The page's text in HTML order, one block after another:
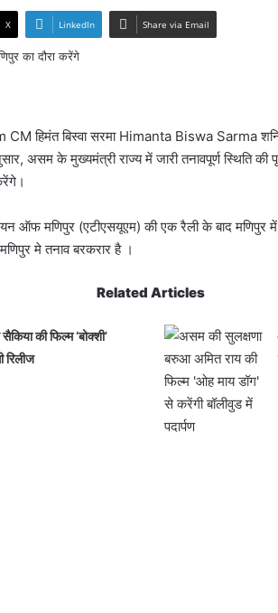
X LinkedIn Share via Email
हिमंत बिस्वा सरमा Himanta Biswa Sarma
असम के मुख्यमंत्री राज्य में जारी तनावपूर्ण स्थिति की
ऑफ मणिपुर (एटीएसयूएम) की एक रैली के बाद मणिपुर में
मे तनाव बरकरार है ।
Related Articles
की फिल्म ‘बोक्शी’
रिलीज